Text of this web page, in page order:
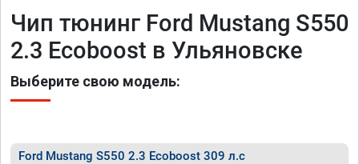
Чип тюнинг Ford Mustang S550
2.3 Ecoboost в Ульяновске
Выберите свою модель:
Ford Mustang S550 2.3 Ecoboost 309 л.с